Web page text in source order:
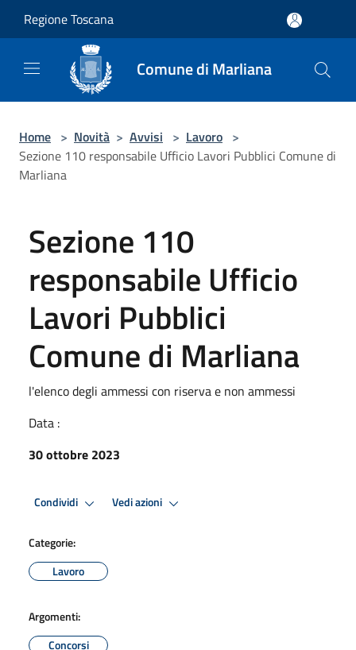
Regione Toscana
Comune di Marliana
Home > Novità > Avvisi > Lavoro >
Sezione 110 responsabile Ufficio Lavori Pubblici Comune di
Marliana
Sezione 110
responsabile Ufficio
Lavori Pubblici
Comune di Marliana
l'elenco degli ammessi con riserva e non ammessi
Data :
30 ottobre 2023
Condividi Vedi azioni
Categorie:
Lavoro
Argomenti:
Concorsi